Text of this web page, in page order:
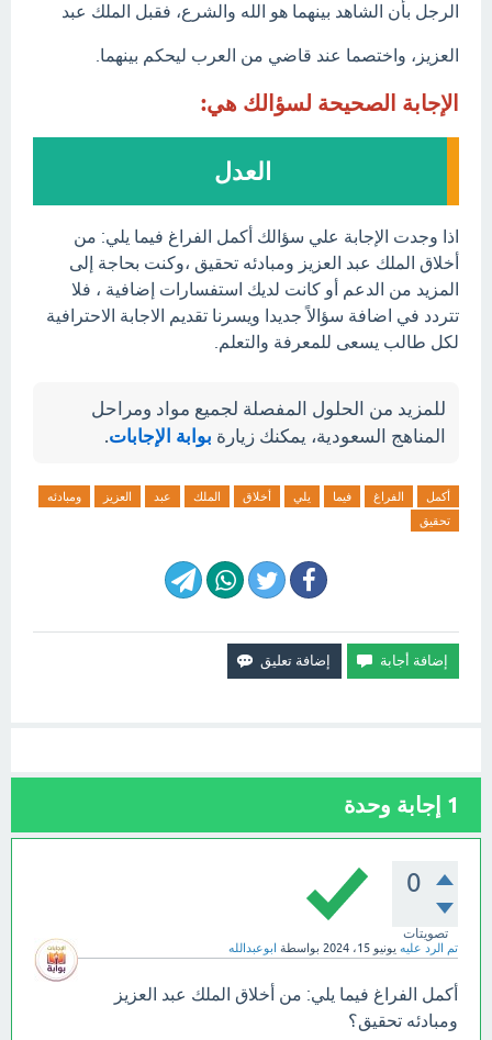
الرجل بأن الشاهد بينهما هو الله والشرع، فقبل الملك عبد
العزيز، واختصما عند قاضي من العرب ليحكم بينهما.
الإجابة الصحيحة لسؤالك هي:
العدل
اذا وجدت الإجابة علي سؤالك أكمل الفراغ فيما يلي: من
أخلاق الملك عبد العزيز ومبادئه تحقيق ،وكنت بحاجة إلى
المزيد من الدعم أو كانت لديك استفسارات إضافية ، فلا
تتردد في اضافة سؤالاً جديدا ويسرنا تقديم الاجابة الاحترافية
لكل طالب يسعى للمعرفة والتعلم.
للمزيد من الحلول المفصلة لجميع مواد ومراحل
المناهج السعودية، يمكنك زيارة بوابة الإجابات.
أكمل الفراغ فيما يلي أخلاق الملك عبد العزيز
ومبادئه
تحقيق
1 إجابة وحدة
0
تصويتات
تم الرد عليه يونيو 15، 2024 بواسطة ابوعبدالله
أكمل الفراغ فيما يلي: من أخلاق الملك عبد العزيز
ومبادئه تحقيق؟